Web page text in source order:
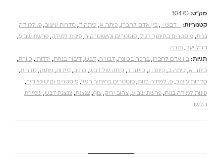
מק"ט: 1047G
קטגוריות: - דבש -, בין אדם לחברו, כיתה א, כיתה ד, סדרות עיצוב, פ. למידה
בנות, פוסטרים בחיתוך רגיל, פוסטרים וקישוטי קיר, פינות למידה, פרשת שבוע,
קהל יעד, תורה
תגיות: בין אדם לחברו, ברכה בכוונה, דבורה, דבש, דיבור בנחת, ילדותי, כוורת,
כיתה א, כיתה ב, כיתה ג, כיתה ד, כיתה של דבש, כתום, מידות, מתוק, סדרות,
סדרות עיצוב, פ. למידה בנות, פוסטרים בחיתוך רגיל, פוסטרים וקישוטי קיר,
פינות למידה בנות, פרשת שבוע, צהוב ירוק, צוף, צנצנת, צנצנת דבש, שמירת
הלשון